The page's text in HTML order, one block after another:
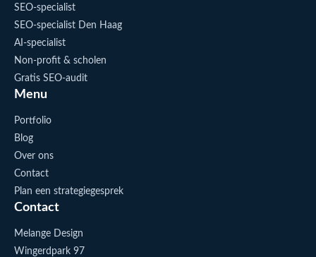
SEO-specialist
SEO-specialist Den Haag
AI-specialist
Non-profit & scholen
Gratis SEO-audit
Menu
Portfolio
Blog
Over ons
Contact
Plan een strategiegesprek
Contact
Melange Design
Wingerdpark 97